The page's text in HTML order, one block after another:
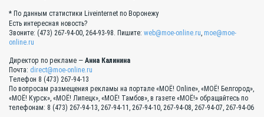
* По данным статистики Liveinternet по Воронежу
Есть интересная новость?
Звоните: (473) 267-94-00, 264-93-98. Пишите: web@moe-online.ru, moe@moe-
online.ru
Директор по рекламе — Анна Калинина
Почта: direct@moe-online.ru
Телефон 8 (473) 267-94-13
По вопросам размещения рекламы на портале «МОЁ! Online», «МОЁ! Белгород»,
«МОЁ! Курск», «МОЁ! Липецк», «МОЁ! Тамбов», в газете «МОЁ!» обращайтесь по
телефонам: 8 (473) 267-94-13, 267-94-11, 267-94-10, 267-94-08, 267-94-07, 267-94-06